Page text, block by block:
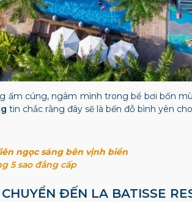
ấm cúng, ngâm mình trong bể bơi bốn
tin chắc rằng đây sẽ là bến đỗ bình yên
ngọc sáng bên vịnh biển
5 sao đẳng cấp
ĐẾN LA BATISSE